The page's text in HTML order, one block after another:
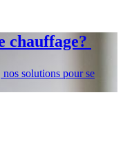
chauffage?
solutions pour se